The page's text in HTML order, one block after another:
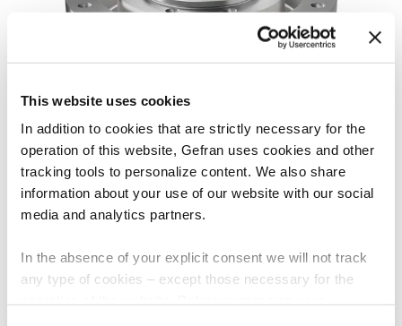
This website uses cookies
In addition to cookies that are strictly necessary for the
operation of this website, Gefran uses cookies and other
tracking tools to personalize content. We also share
information about your use of our website with our social
media and analytics partners.
In the absence of your explicit consent we will not track
any type of cookies – except those necessary for the
Forza
Misurazione precisa e affidabile di forza statica o dinamica
VISUALIZZA I PRODOTTI